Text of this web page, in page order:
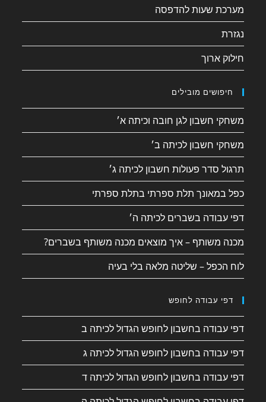
מערכת שעות להדפסה
נגזרת
חילוק ארוך
חיפושים מובילים
משחקי חשבון לגן חובה וכיתה א׳
משחקי חשבון לכיתה ב׳
תרגול סדר פעולות חשבון לכיתה ג׳
כפל במאונך תלת ספרתי בתלת ספרתי
דפי עבודה בשברים לכיתה ה׳
מכנה משותף – איך מוצאים מכנה משותף בשברים?
לוח הכפל – שליטה מלאה בלי בעיה
דפי עבודה לחופש
דפי עבודה בחשבון לחופש הגדול לכיתה ב
דפי עבודה בחשבון לחופש הגדול לכיתה ג
דפי עבודה בחשבון לחופש הגדול לכיתה ד